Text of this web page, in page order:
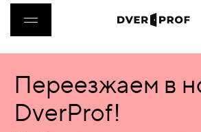
ДВЕРИ
ФУРНИТУРА
Переезжаем в
DverProf!